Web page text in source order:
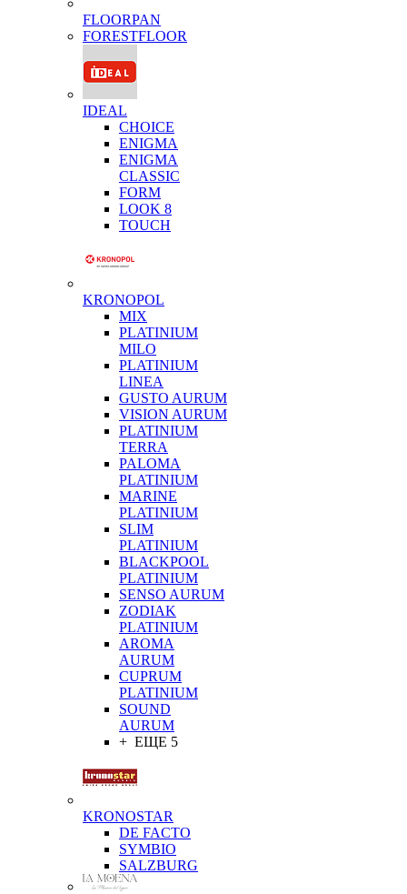
FLOORPAN
FORESTFLOOR
IDEAL
CHOICE
ENIGMA
ENIGMA
CLASSIC
FORM
LOOK 8
TOUCH
KRONOPOL
MIX
PLATINIUM
MILO
PLATINIUM
LINEA
GUSTO AURUM
VISION AURUM
PLATINIUM
TERRA
PALOMA
PLATINIUM
MARINE
PLATINIUM
SLIM
PLATINIUM
BLACKPOOL
PLATINIUM
SENSO AURUM
ZODIAK
PLATINIUM
AROMA
AURUM
CUPRUM
PLATINIUM
SOUND
AURUM
+ ЕЩЕ 5
KRONOSTAR
DE FACTO
SYMBIO
SALZBURG